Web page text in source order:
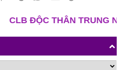
ĐỘC THÂN TRUNG NIÊN